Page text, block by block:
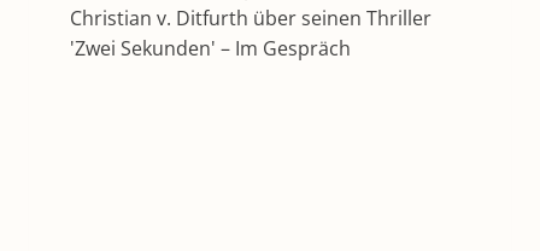
Christian v. Ditfurth über seinen Thriller
'Zwei Sekunden' – Im Gespräch